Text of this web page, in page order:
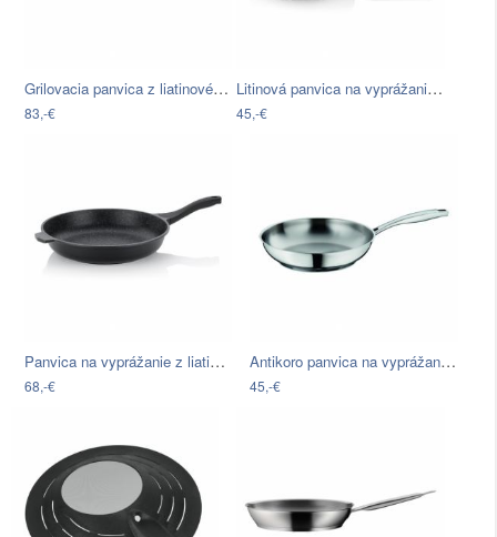
Grilovacia panvica z liatinového…
83,-€
Litinová panvica na vyprážanie Kela…
45,-€
Panvica na vyprážanie z liatinového…
68,-€
Antikoro panvica na vyprážanie Kela…
45,-€